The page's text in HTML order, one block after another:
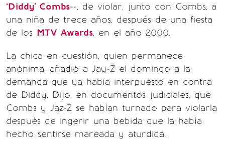
‘Diddy’ Combs--, de violar, junto con Combs, a
una niña de trece años, después de una fiesta
de los MTV Awards, en el año 2000.
La chica en cuestión, quien permanece
anónima, añadió a Jay-Z el domingo a la
demanda que ya había interpuesto en contra
de Diddy. Dijo, en documentos judiciales, que
Combs y Jaz-Z se habían turnado para violarla
después de ingerir una bebida que la había
hecho sentirse mareada y aturdida.